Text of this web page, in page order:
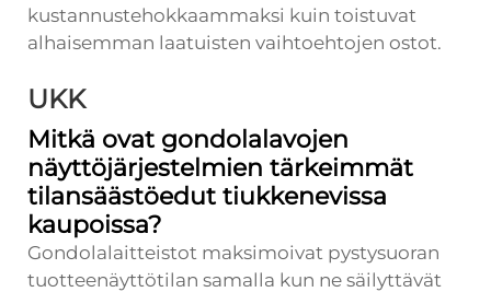
kustannustehokkaammaksi kuin toistuvat
alhaisemman laatuisten vaihtoehtojen ostot.
UKK
Mitkä ovat gondolalavojen
näyttöjärjestelmien tärkeimmät
tilansäästöedut tiukkenevissa
kaupoissa?
Gondolalaitteistot maksimoivat pystysuoran
tuotteenäyttötilan samalla kun ne säilyttävät